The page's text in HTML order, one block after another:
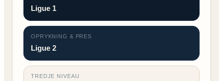
Ligue 1
OPRYKNING & PRES
Ligue 2
TREDJE NIVEAU